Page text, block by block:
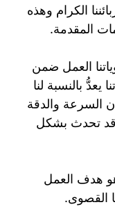
الكرام وهذه
المقدمة.
العمل ضمن
يعدُّ بالنسبة لنا
السرعة والدقة
قد تحدث بشكل
هو هدف العمل
القصوى.